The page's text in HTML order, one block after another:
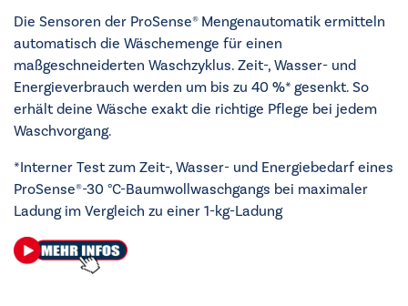
Die Sensoren der ProSense® Mengenautomatik ermitteln
automatisch die Wäschemenge für einen
maßgeschneiderten Waschzyklus. Zeit-, Wasser- und
Energieverbrauch werden um bis zu 40 %* gesenkt. So
erhält deine Wäsche exakt die richtige Pflege bei jedem
Waschvorgang.
*Interner Test zum Zeit-, Wasser- und Energiebedarf eines
ProSense®-30 °C-Baumwollwaschgangs bei maximaler
Ladung im Vergleich zu einer 1-kg-Ladung